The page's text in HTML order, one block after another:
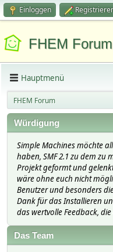
Einloggen
FHEM Forum
Hauptmenü
FHEM Forum
Würdigung
Simple Machines möchte
haben, SMF 2.1 zu dem zu
Projekt geformt und
wäre ohne euch nicht
Benutzer und besonders
Dank für das Installieren
das wertvolle Feedback,
Das Team